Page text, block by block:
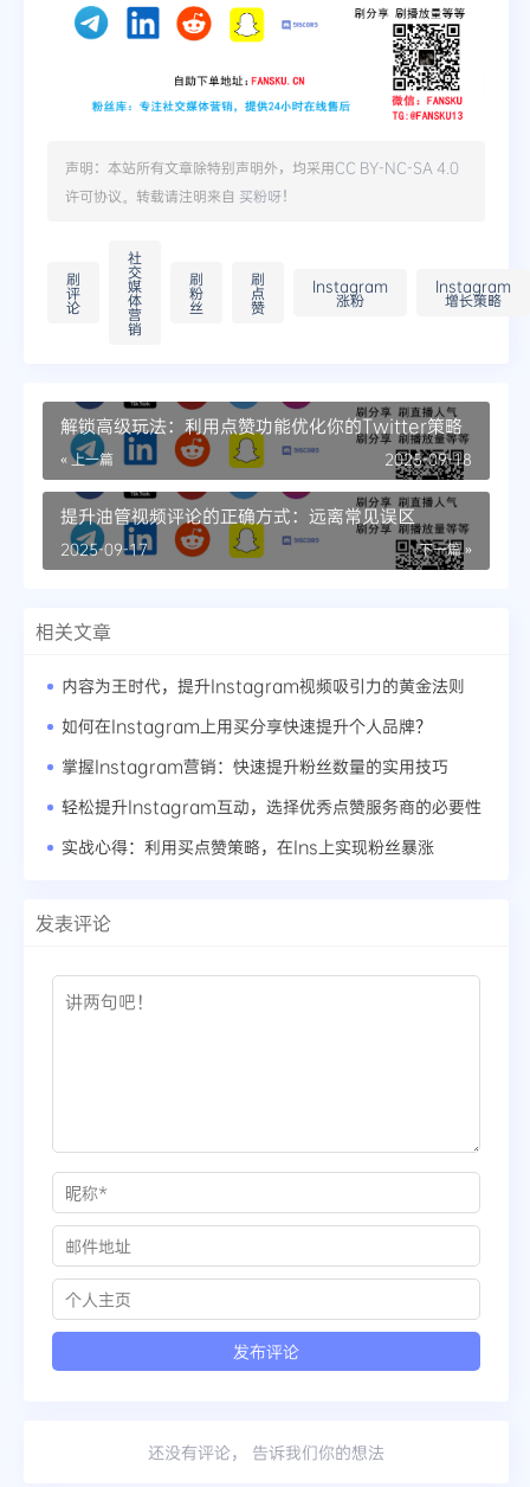
声明：本站所有文章除特别声明外，均采用CC BY-NC-SA 4.0
许可协议。转载请注明来自 买粉呀！
刷
评
论
社
交
媒
体
营
销
刷
粉
丝
刷
点
赞
Instagram
涨粉
Instagram
增长策略
解锁高级玩法：利用点赞功能优化你的Twitter策略
« 上一篇 2025-09-18
提升油管视频评论的正确方式：远离常见误区
下一篇 »
2025-09-17
相关文章
内容为王时代，提升Instagram视频吸引力的黄金法则
如何在Instagram上用买分享快速提升个人品牌？
掌握Instagram营销：快速提升粉丝数量的实用技巧
轻松提升Instagram互动，选择优秀点赞服务商的必要性
实战心得：利用买点赞策略，在Ins上实现粉丝暴涨
发表评论
还没有评论， 告诉我们你的想法